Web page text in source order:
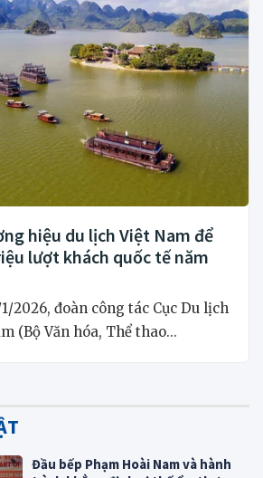
hiệu du lịch Việt Nam để
lượt khách quốc tế năm
2026, đoàn công tác Cục Du lịch
(Bộ Văn hóa, Thể thao...
Đầu bếp Phạm Hoài Nam và hành